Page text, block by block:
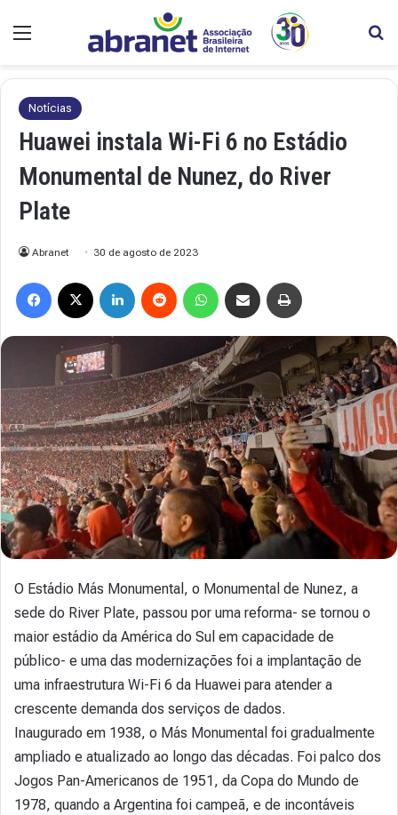
Notícias
Huawei instala Wi-Fi 6 no Estádio
Monumental de Nunez, do River
Plate
Abranet 30 de agosto de 2023
O Estádio Más Monumental, o Monumental de Nunez, a
sede do River Plate, passou por uma reforma- se tornou o
maior estádio da América do Sul em capacidade de
público- e uma das modernizações foi a implantação de
uma infraestrutura Wi-Fi 6 da Huawei para atender a
crescente demanda dos serviços de dados.
Inaugurado em 1938, o Más Monumental foi gradualmente
ampliado e atualizado ao longo das décadas. Foi palco dos
Jogos Pan-Americanos de 1951, da Copa do Mundo de
1978, quando a Argentina foi campeã, e de incontáveis